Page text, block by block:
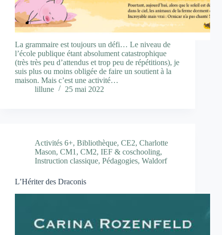
La grammaire est toujours un défi… Le niveau de
l’école publique étant absolument catastrophique
(très très peu d’attendus et trop peu de répétitions), je
suis plus ou moins obligée de faire un soutient à la
maison. Mais c’est une activité…
lillune
25 mai 2022
Activités 6+, Bibliothèque, CE2, Charlotte
Mason, CM1 , CM2, IEF & coschooling,
Instruction classique, Pédagogies, Waldorf
L’Hériter des Draconis